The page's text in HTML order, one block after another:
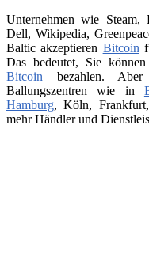
Unternehmen wie
Dell, Wikipedia,
Baltic akzeptieren Bitcoin
Das bedeutet, Sie
Bitcoin bezahlen.
Ballungszentren wie in
Hamburg, Köln,
mehr Händler und